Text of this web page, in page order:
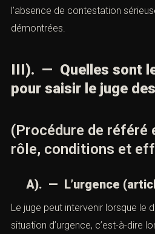
l’absence de contestation
démontrées.
III). — Quelles sont
pour saisir le juge
(Procédure de référé
rôle, conditions et
A). — L’urgence
Le juge peut intervenir lorsque le
situation d’urgence, c’est-à-dire